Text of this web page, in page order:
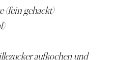
(fein gehackt)
aufkochen und